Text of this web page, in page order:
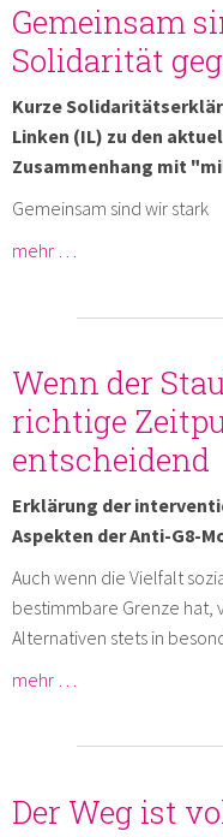
Gemeinsam
Solidarität
Kurze
Linken (IL) zu den
Zusammenhang mit
Gemeinsam sind wir stark
mehr …
Wenn der
richtige
entscheidend
Erklärung der
Aspekten der Anti-G8-
Auch wenn die Vielfalt
bestimmbare Grenze hat,
Alternativen stets in
mehr …
Der Weg ist